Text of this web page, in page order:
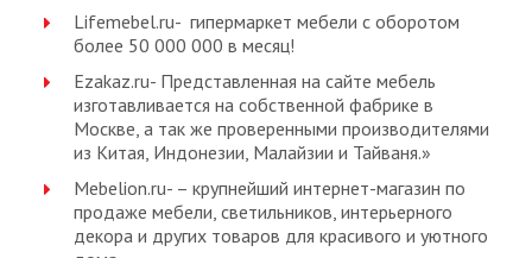
Lifemebel.ru- гипермаркет мебели с оборотом
более 50 000 000 в месяц!
Ezakaz.ru- Представленная на сайте мебель
изготавливается на собственной фабрике в
Москве, а так же проверенными производителями
из Китая, Индонезии, Малайзии и Тайваня.»
Mebelion.ru- – крупнейший интернет-магазин по
продаже мебели, светильников, интерьерного
декора и других товаров для красивого и уютного